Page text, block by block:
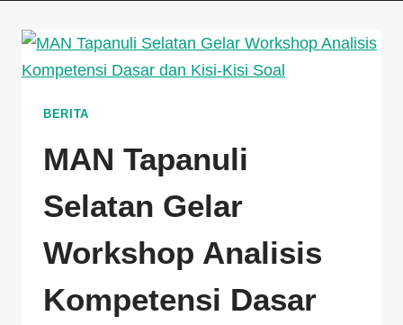
BERITA
MAN Tapanuli
Selatan Gelar
Workshop Analisis
Kompetensi Dasar